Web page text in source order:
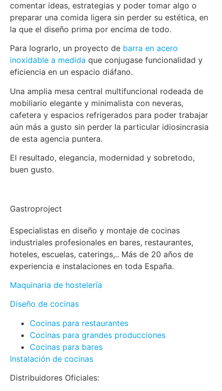
comentar ideas, estrategias y poder tomar algo o
preparar una comida ligera sin perder su estética, en
la que el diseño prima por encima de todo.
Para lograrlo, un proyecto de barra en acero
inoxidable a medida que conjugase funcionalidad y
eficiencia en un espacio diáfano.
Una amplia mesa central multifuncional rodeada de
mobiliario elegante y minimalista con neveras,
cafetera y espacios refrigerados para poder trabajar
aún más a gusto sin perder la particular idiosincrasia
de esta agencia puntera.
El resultado, elegancia, modernidad y sobretodo,
buen gusto.
Gastroproject
Especialistas en diseño y montaje de cocinas
industriales profesionales en bares, restaurantes,
hoteles, escuelas, caterings,.. Más de 20 años de
experiencia e instalaciones en toda España.
Maquinaria de hostelería
Diseño de cocinas
Cocinas para restaurantes
Cocinas para grandes producciones
Cocinas para bares
Instalación de cocinas
Distribuidores Oficiales: